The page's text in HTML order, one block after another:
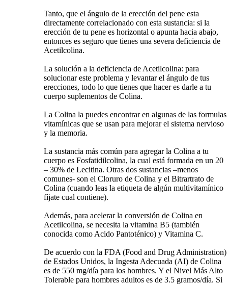
Tanto, que el ángulo de la erección del pene esta
directamente correlacionado con esta sustancia: si la
erección de tu pene es horizontal o apunta hacia abajo,
entonces es seguro que tienes una severa deficiencia de
Acetilcolina.
La solución a la deficiencia de Acetilcolina: para
solucionar este problema y levantar el ángulo de tus
erecciones, todo lo que tienes que hacer es darle a tu
cuerpo suplementos de Colina.
La Colina la puedes encontrar en algunas de las formulas
vitamínicas que se usan para mejorar el sistema nervioso
y la memoria.
La sustancia más común para agregar la Colina a tu
cuerpo es Fosfatidilcolina, la cual está formada en un 20
– 30% de Lecitina. Otras dos sustancias –menos
comunes- son el Cloruro de Colina y el Bitrartrato de
Colina (cuando leas la etiqueta de algún multivitamínico
fíjate cual contiene).
Además, para acelerar la conversión de Colina en
Acetilcolina, se necesita la vitamina B5 (también
conocida como Acido Pantoténico) y Vitamina C.
De acuerdo con la FDA (Food and Drug Administration)
de Estados Unidos, la Ingesta Adecuada (AI) de Colina
es de 550 mg/día para los hombres. Y el Nivel Más Alto
Tolerable para hombres adultos es de 3.5 gramos/día. Si